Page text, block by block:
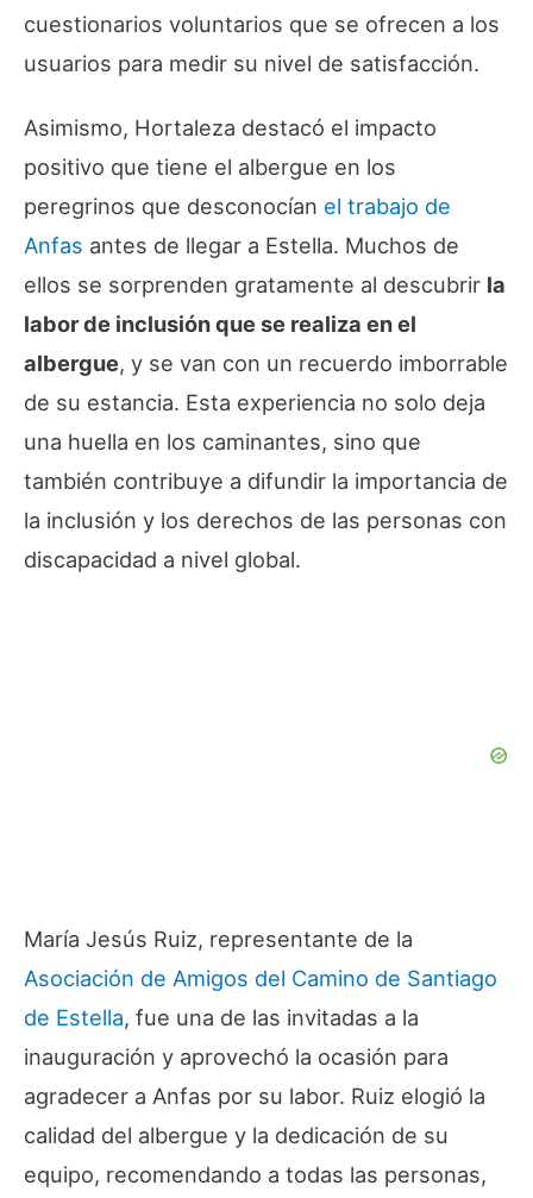
cuestionarios voluntarios que se ofrecen a los
usuarios para medir su nivel de satisfacción.
Asimismo, Hortaleza destacó el impacto
positivo que tiene el albergue en los
peregrinos que desconocían el trabajo de
Anfas antes de llegar a Estella. Muchos de
ellos se sorprenden gratamente al descubrir la
labor de inclusión que se realiza en el
albergue, y se van con un recuerdo imborrable
de su estancia. Esta experiencia no solo deja
una huella en los caminantes, sino que
también contribuye a difundir la importancia de
la inclusión y los derechos de las personas con
discapacidad a nivel global.
María Jesús Ruiz, representante de la
Asociación de Amigos del Camino de Santiago
de Estella, fue una de las invitadas a la
inauguración y aprovechó la ocasión para
agradecer a Anfas por su labor. Ruiz elogió la
calidad del albergue y la dedicación de su
equipo, recomendando a todas las personas,